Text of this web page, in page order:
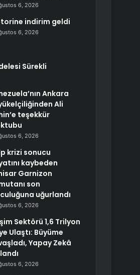
6, 2026
indirim geldi
6, 2026
Sürekli
Ankara
Ali
teşekkür
6, 2026
krizi sonucu
kaybeden
Garnizon
son
uğurlandı
6, 2026
Sektörü 1,6 Trilyon
Ulaştı: Büyüme
Yapay Zekâ
6, 2026